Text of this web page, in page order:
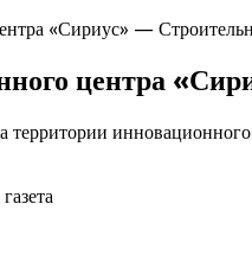
«Сириус» —
центра
территории